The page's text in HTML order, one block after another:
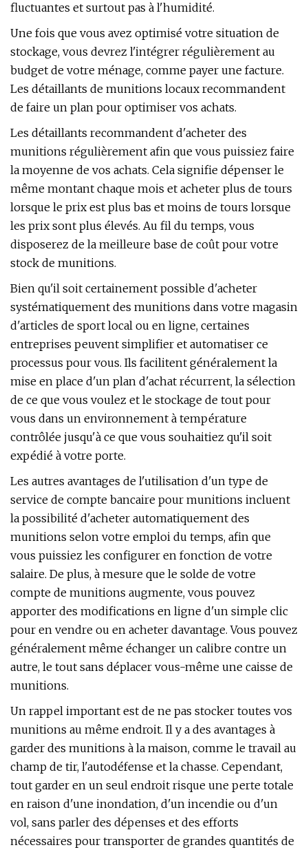
fluctuantes et surtout pas à l'humidité.
Une fois que vous avez optimisé votre situation de
stockage, vous devrez l'intégrer régulièrement au
budget de votre ménage, comme payer une facture.
Les détaillants de munitions locaux recommandent
de faire un plan pour optimiser vos achats.
Les détaillants recommandent d'acheter des
munitions régulièrement afin que vous puissiez faire
la moyenne de vos achats. Cela signifie dépenser le
même montant chaque mois et acheter plus de tours
lorsque le prix est plus bas et moins de tours lorsque
les prix sont plus élevés. Au fil du temps, vous
disposerez de la meilleure base de coût pour votre
stock de munitions.
Bien qu'il soit certainement possible d'acheter
systématiquement des munitions dans votre magasin
d'articles de sport local ou en ligne, certaines
entreprises peuvent simplifier et automatiser ce
processus pour vous. Ils facilitent généralement la
mise en place d'un plan d'achat récurrent, la sélection
de ce que vous voulez et le stockage de tout pour
vous dans un environnement à température
contrôlée jusqu'à ce que vous souhaitiez qu'il soit
expédié à votre porte.
Les autres avantages de l'utilisation d'un type de
service de compte bancaire pour munitions incluent
la possibilité d'acheter automatiquement des
munitions selon votre emploi du temps, afin que
vous puissiez les configurer en fonction de votre
salaire. De plus, à mesure que le solde de votre
compte de munitions augmente, vous pouvez
apporter des modifications en ligne d'un simple clic
pour en vendre ou en acheter davantage. Vous pouvez
généralement même échanger un calibre contre un
autre, le tout sans déplacer vous-même une caisse de
munitions.
Un rappel important est de ne pas stocker toutes vos
munitions au même endroit. Il y a des avantages à
garder des munitions à la maison, comme le travail au
champ de tir, l'autodéfense et la chasse. Cependant,
tout garder en un seul endroit risque une perte totale
en raison d'une inondation, d'un incendie ou d'un
vol, sans parler des dépenses et des efforts
nécessaires pour transporter de grandes quantités de